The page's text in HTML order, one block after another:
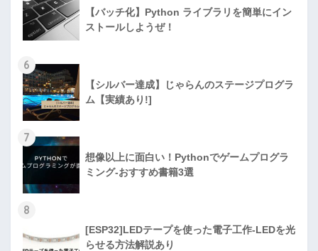
【バッチ化】Python ライブラリを簡単にイン
ストールしようぜ！
6
【シルバー達成】じゃらんのステージプログラ
ム【実績あり!]
7
想像以上に面白い！Pythonでゲームプログラ
ミング-おすすめ書籍3選
8
[ESP32]LEDテープを使った電子工作-LEDを光
らせる方法解説あり